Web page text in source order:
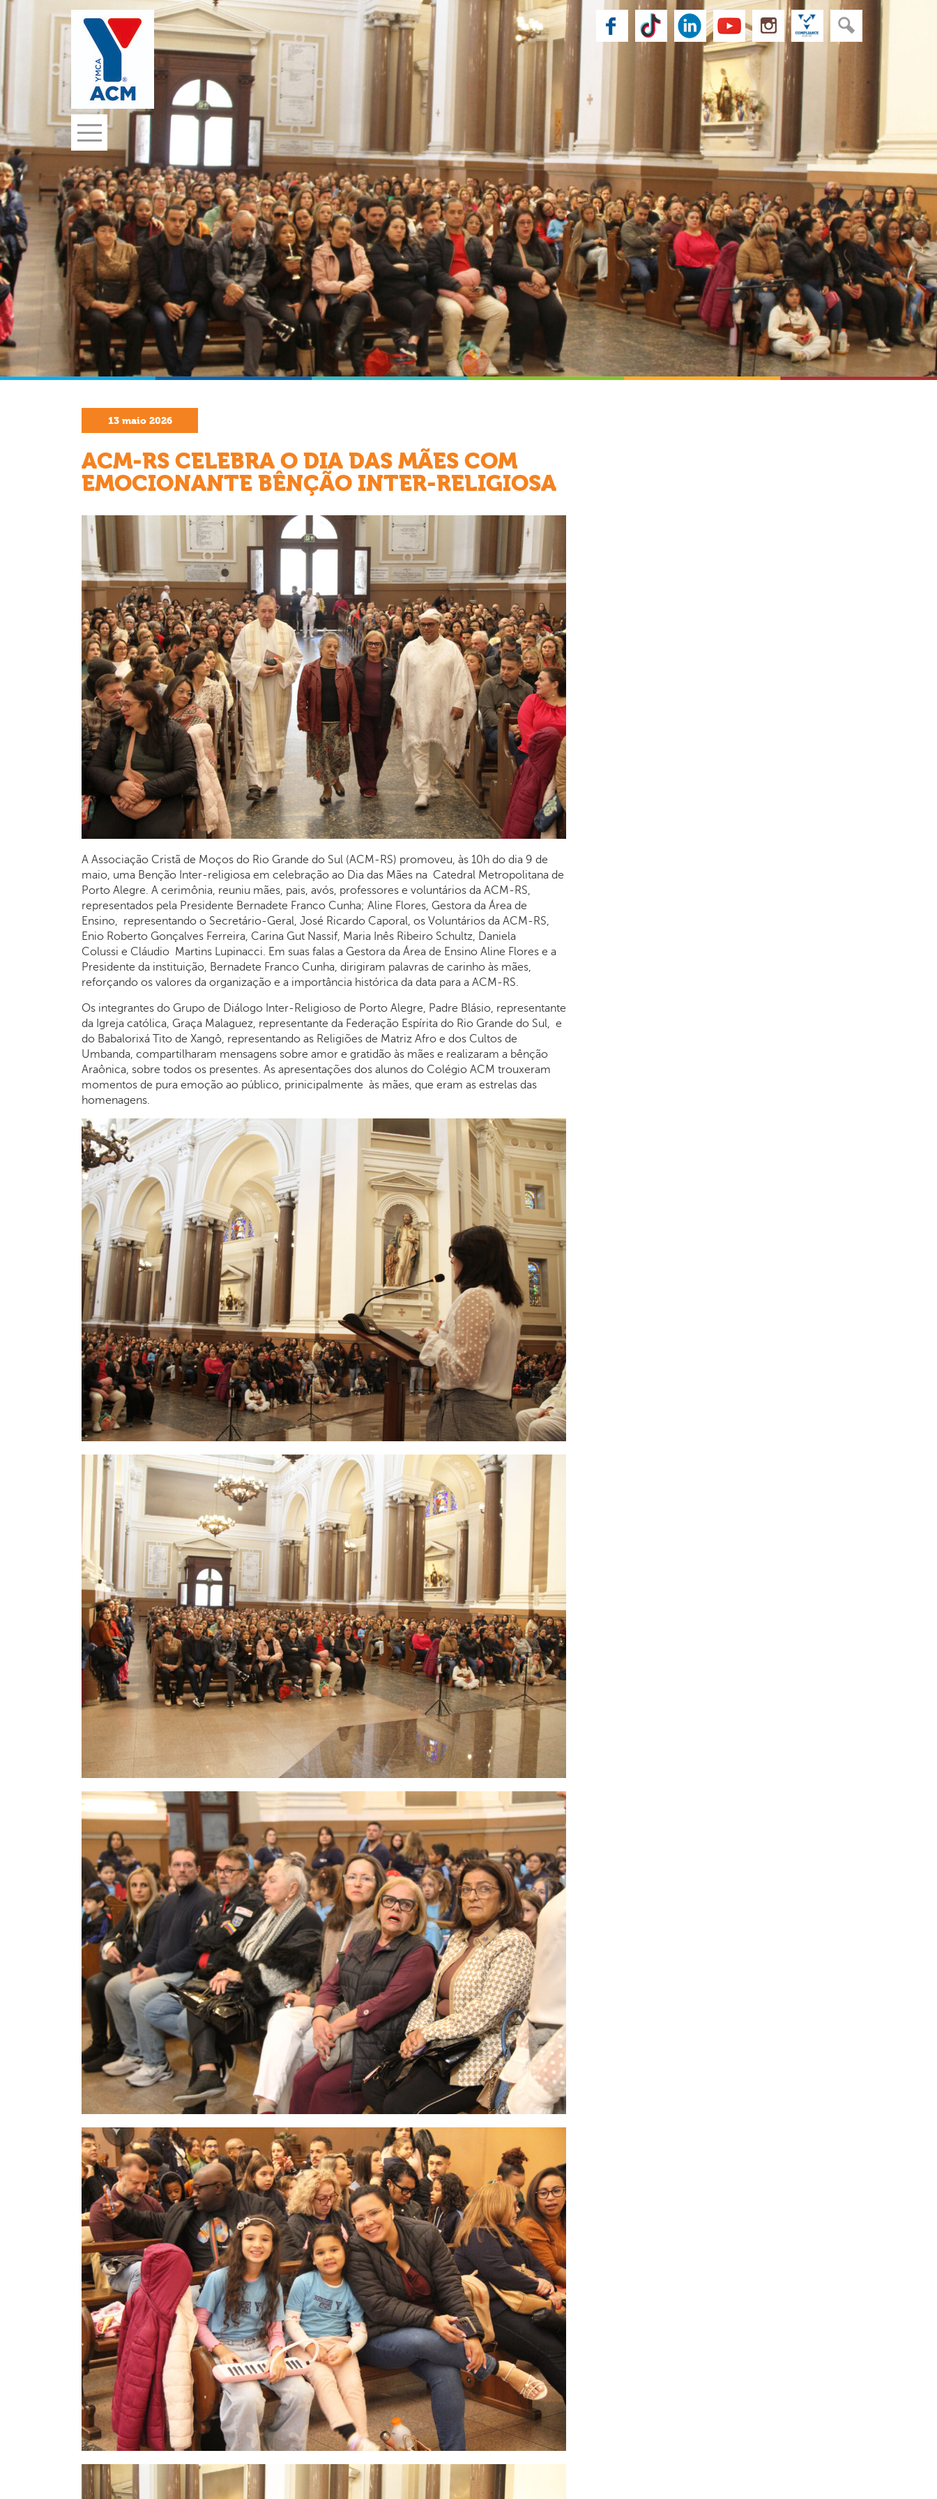
13 maio2026
ACM-RS CELEBRA O DIA DAS MÃES COM
EMOCIONANTE BÊNÇÃO INTER-RELIGIOSA
A Associação Cristã de Moços do Rio Grande do Sul (ACM-RS) promoveu, às 10h do dia 9 de
maio, uma Benção Inter-religiosa em celebração ao Dia das Mães na Catedral Metropolitana de
Porto Alegre. A cerimônia, reuniu mães, pais, avós, professores e voluntários da ACM-RS,
representados pela Presidente Bernadete Franco Cunha; Aline Flores, Gestora da Área de
Ensino, representando o Secretário-Geral, José Ricardo Caporal, os Voluntários da ACM-RS,
Enio Roberto Gonçalves Ferreira, Carina Gut Nassif, Maria Inês Ribeiro Schultz, Daniela
Colussi e Cláudio Martins Lupinacci. Em suas falas a Gestora da Área de Ensino Aline Flores e a
Presidente da instituição, Bernadete Franco Cunha, dirigiram palavras de carinho às mães,
reforçando os valores da organização e a importância histórica da data para a ACM-RS.
Os integrantes do Grupo de Diálogo Inter-Religioso de Porto Alegre, Padre Blásio, representante
da Igreja católica, Graça Malaguez, representante da Federação Espírita do Rio Grande do Sul, e
do Babalorixá Tito de Xangô, representando as Religiões de Matriz Afro e dos Cultos de
Umbanda, compartilharam mensagens sobre amor e gratidão às mães e realizaram a bênção
Araônica, sobre todos os presentes. As apresentações dos alunos do Colégio ACM trouxeram
momentos de pura emoção ao público, prinicipalmente às mães, que eram as estrelas das
homenagens.